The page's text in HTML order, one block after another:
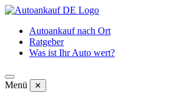
Autoankauf nach Ort
Ratgeber
Was ist Ihr Auto wert?
Menü ✕